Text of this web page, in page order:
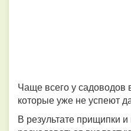
Чаще всего у садоводов
которые уже не успеют
В результате прищипки